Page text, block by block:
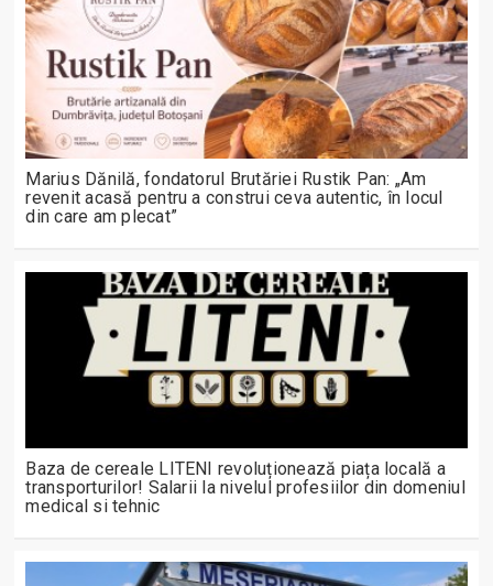
Marius Dănilă, fondatorul Brutăriei Rustik Pan: „Am
revenit acasă pentru a construi ceva autentic, în locul
din care am plecat”
Baza de cereale LITENI revoluționează piața locală a
transporturilor! Salarii la nivelul profesiilor din domeniul
medical si tehnic